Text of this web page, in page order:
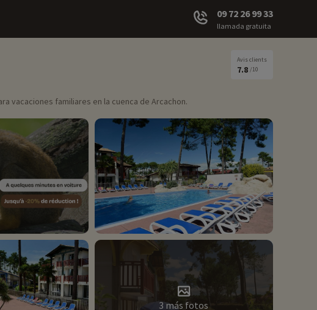
09 72 26 99 33
llamada gratuita
Avis clients
7.8 /10
vacaciones familiares en la cuenca de Arcachon.
3 más fotos